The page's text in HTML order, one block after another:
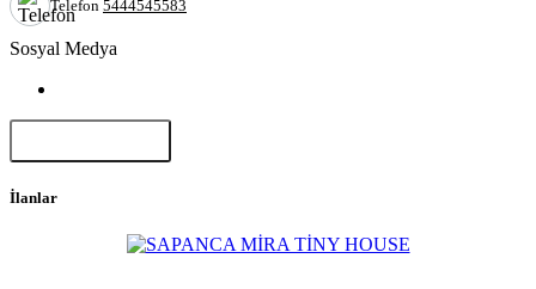
Telefon 5444545583
Sosyal Medya
İlanlar